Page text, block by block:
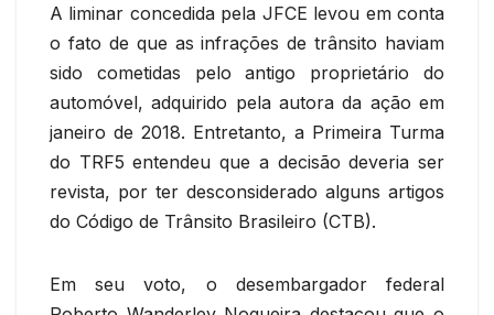
A liminar concedida pela JFCE levou em conta
o fato de que as infrações de trânsito haviam
sido cometidas pelo antigo proprietário do
automóvel, adquirido pela autora da ação em
janeiro de 2018. Entretanto, a Primeira Turma
do TRF5 entendeu que a decisão deveria ser
revista, por ter desconsiderado alguns artigos
do Código de Trânsito Brasileiro (CTB).
Em seu voto, o desembargador federal